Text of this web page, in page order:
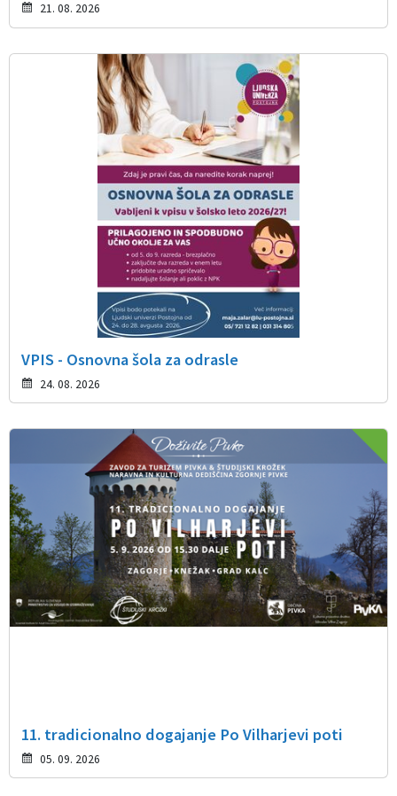
21. 08. 2026
VPIS - Osnovna šola za odrasle
24. 08. 2026
11. tradicionalno dogajanje Po Vilharjevi poti
05. 09. 2026